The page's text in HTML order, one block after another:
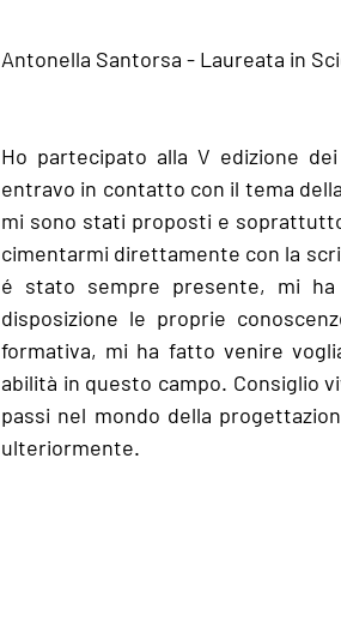
Antonella Santorsa - Laureata in
Ho partecipato alla V edizione
entravo in contatto con il tema
mi sono stati proposti e
cimentarmi direttamente con la
é stato sempre presente, mi
disposizione le proprie
formativa, mi ha fatto venire
abilità in questo campo. Consiglio
passi nel mondo della
ulteriormente.